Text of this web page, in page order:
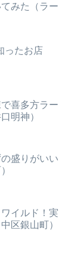
みた（ラー
ったお店
喜多方ラー
明神）
盛りがいい
イルド！実
区銀山町）